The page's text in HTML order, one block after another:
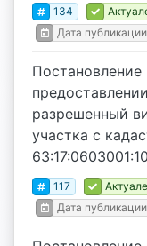
134
Дата
Постановление
разрешенный
участка с
117
Дата